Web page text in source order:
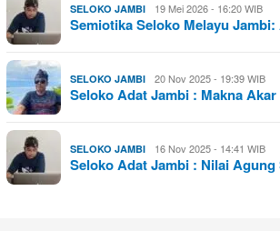
SELOKO JAMBI 19 Mei 2026 - 16:20 WIB
Semiotika Seloko Melayu
SELOKO JAMBI 20 Nov 2025 - 19:39 WIB
Seloko Adat Jambi : Makna
SELOKO JAMBI 16 Nov 2025 - 14:41 WIB
Seloko Adat Jambi : Nilai